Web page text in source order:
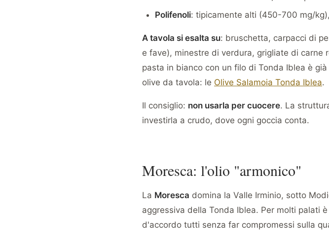
Polifenoli: tipicamente alti (450-700 mg/
A tavola si esalta su: bruschetta, carpacci di
e fave), minestre di verdura, grigliate di
pasta in bianco con un filo di Tonda Iblea è
olive da tavola: le Olive Salamoia Tonda Iblea.
Il consiglio: non usarla per cuocere. La
investirla a crudo, dove ogni goccia conta.
Moresca: l'olio "armonico"
La Moresca domina la Valle Irminio, sotto
aggressiva della Tonda Iblea. Per molti palati
d'accordo tutti senza far compromessi sulla